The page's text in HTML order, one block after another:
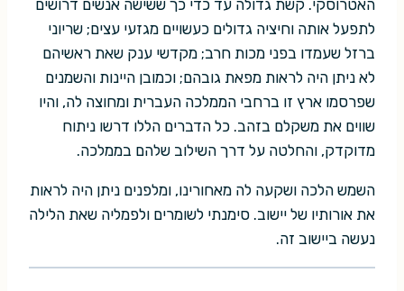
האטרוסקי. קשת גדולה עד כדי כך ששישה אנשים דרושים
לתפעל אותה וחיציה גדולים כעשויים מגזעי עצים; שריוני
ברזל שעמדו בפני מכות חרב; מקדשי ענק שאת ראשיהם
לא ניתן היה לראות מפאת גובהם; וכמובן היינות והשמנים
שפרסמו ארץ זו ברחבי הממלכה העברית ומחוצה לה, והיו
שווים את משקלם בזהב. כל הדברים הללו דרשו ניתוח
מדוקדק, והחלטה על דרך השילוב שלהם בממלכה.
השמש הלכה ושקעה לה מאחורינו, ומלפנים ניתן היה לראות
את אורותיו של יישוב. סימנתי לשומרים ולפמליה שאת הלילה
נעשה ביישוב זה.